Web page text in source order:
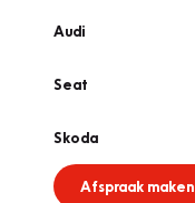
Audi
Seat
Skoda
Afspraak maken